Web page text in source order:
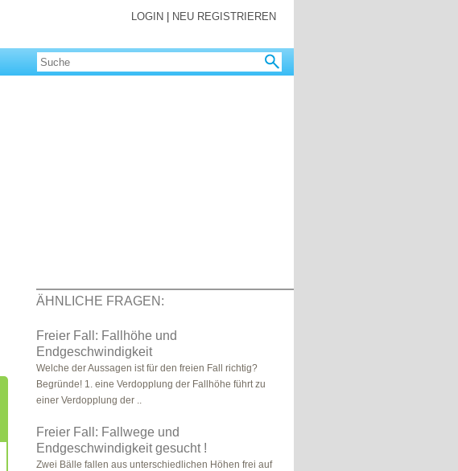
LOGIN NEU REGISTRIEREN
ÄHNLICHE FRAGEN:
Freier Fall: Fallhöhe und
Endgeschwindigkeit
Welche der Aussagen ist für den freien Fall richtig?
Begründe! 1. eine Verdopplung der Fallhöhe führt zu
einer Verdopplung der ..
Freier Fall: Fallwege und
Endgeschwindigkeit gesucht !
Zwei Bälle fallen aus unterschiedlichen Höhen frei auf